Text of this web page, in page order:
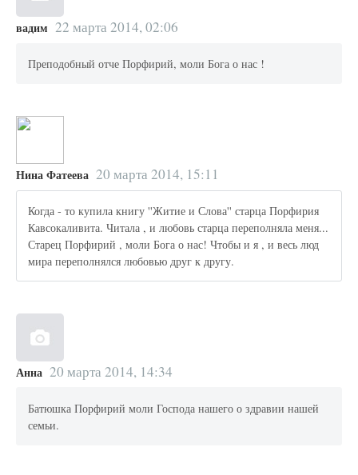
вадим 22 марта 2014, 02:06
Преподобный отче Порфирий, моли Бога о нас !
Нина Фатеева 20 марта 2014, 15:11
Когда - то купила книгу ''Житие и Слова'' старца Порфирия
Кавсокаливита. Читала , и любовь старца переполняла меня...
Старец Порфирий , моли Бога о нас! Чтобы и я , и весь люд
мира переполнялся любовью друг к другу.
Анна 20 марта 2014, 14:34
Батюшка Порфирий моли Господа нашего о здравии нашей
семьи.